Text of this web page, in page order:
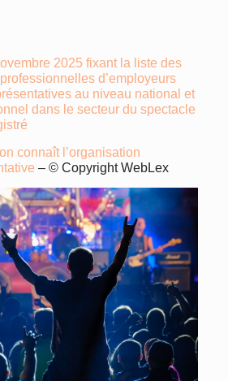
2025 fixant la liste des
d’employeurs
au niveau national et
dans le secteur du spectacle
connaît l’organisation
– © Copyright WebLex